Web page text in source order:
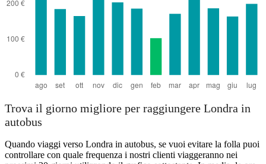
Trova il giorno migliore per raggiungere Londra in
autobus
Quando viaggi verso Londra in autobus, se vuoi evitare la folla puoi
controllare con quale frequenza i nostri clienti viaggeranno nei